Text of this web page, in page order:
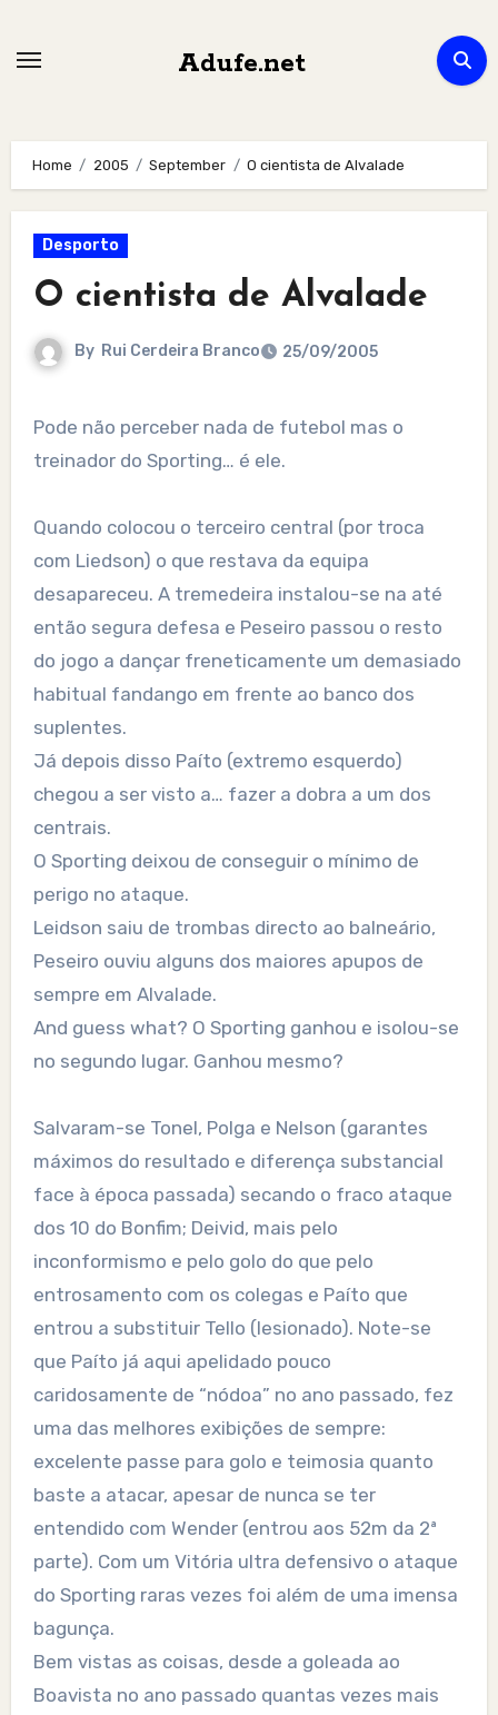
Adufe.net
Home 2005 September O cientista de Alvalade
Desporto
O cientista de Alvalade
By Rui Cerdeira Branco 25/09/2005
Pode não perceber nada de futebol mas o
treinador do Sporting… é ele.
Quando colocou o terceiro central (por troca
com Liedson) o que restava da equipa
desapareceu. A tremedeira instalou-se na até
então segura defesa e Peseiro passou o resto
do jogo a dançar freneticamente um demasiado
habitual fandango em frente ao banco dos
suplentes.
Já depois disso Paíto (extremo esquerdo)
chegou a ser visto a… fazer a dobra a um dos
centrais.
O Sporting deixou de conseguir o mínimo de
perigo no ataque.
Leidson saiu de trombas directo ao balneário,
Peseiro ouviu alguns dos maiores apupos de
sempre em Alvalade.
And guess what? O Sporting ganhou e isolou-se
no segundo lugar. Ganhou mesmo?
Salvaram-se Tonel, Polga e Nelson (garantes
máximos do resultado e diferença substancial
face à época passada) secando o fraco ataque
dos 10 do Bonfim; Deivid, mais pelo
inconformismo e pelo golo do que pelo
entrosamento com os colegas e Paíto que
entrou a substituir Tello (lesionado). Note-se
que Paíto já aqui apelidado pouco
caridosamente de “nódoa” no ano passado, fez
uma das melhores exibições de sempre:
excelente passe para golo e teimosia quanto
baste a atacar, apesar de nunca se ter
entendido com Wender (entrou aos 52m da 2ª
parte). Com um Vitória ultra defensivo o ataque
do Sporting raras vezes foi além de uma imensa
bagunça.
Bem vistas as coisas, desde a goleada ao
Boavista no ano passado quantas vezes mais